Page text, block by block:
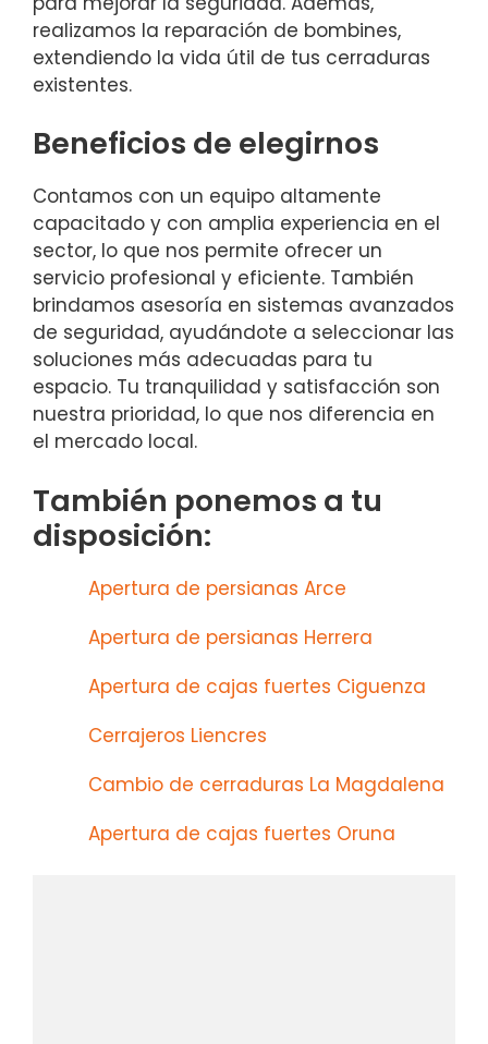
realizamos la reparación de bombines,
extendiendo la vida útil de tus cerraduras
existentes.
Beneficios de elegirnos
Contamos con un equipo altamente
capacitado y con amplia experiencia en el
sector, lo que nos permite ofrecer un
servicio profesional y eficiente. También
brindamos asesoría en sistemas avanzados
de seguridad, ayudándote a seleccionar las
soluciones más adecuadas para tu
espacio. Tu tranquilidad y satisfacción son
nuestra prioridad, lo que nos diferencia en
el mercado local.
También ponemos a tu
disposición:
Apertura de persianas Arce
Apertura de persianas Herrera
Apertura de cajas fuertes Ciguenza
Cerrajeros Liencres
Cambio de cerraduras La Magdalena
Apertura de cajas fuertes Oruna